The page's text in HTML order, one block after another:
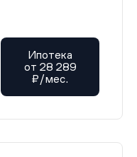
Ипотека
от 28 289
₽/мес.